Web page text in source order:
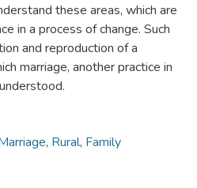
these areas, which are
in a process of change. Such
and reproduction of a
marriage, another practice in
, Rural, Family